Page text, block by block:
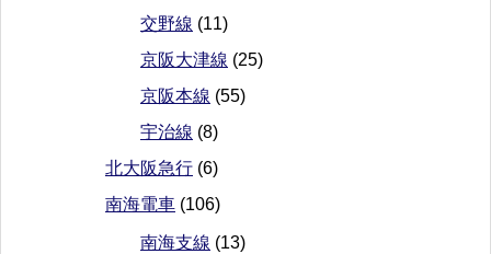
交野線 (11)
京阪大津線 (25)
京阪本線 (55)
宇治線 (8)
北大阪急行 (6)
南海電車 (106)
南海支線 (13)